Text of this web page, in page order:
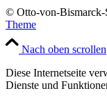
© Otto-von-Bismarck-
Theme
Nach oben scrollen
Diese Internetseite
Dienste und